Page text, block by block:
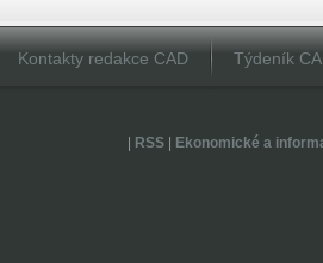
Kontakty redakce CAD Týdeník
RSS| Ekonomické a